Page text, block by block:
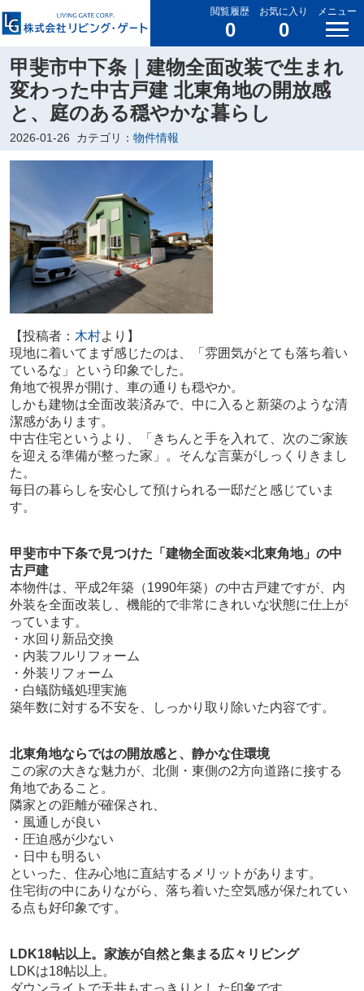
閲覧履歴
0
お気に入り
0
メニュー
甲斐市中下条｜建物全面改装で生まれ
変わった中古戸建 北東角地の開放感
と、庭のある穏やかな暮らし
2026-01-26 カテゴリ： 物件情報
【投稿者： 木村より】
現地に着いてまず感じたのは、「雰囲気がとても落ち着い
ているな」という印象でした。
角地で視界が開け、車の通りも穏やか。
しかも建物は全面改装済みで、中に入ると新築のような清
潔感があります。
中古住宅というより、「きちんと手を入れて、次のご家族
を迎える準備が整った家」。そんな言葉がしっくりきまし
た。
毎日の暮らしを安心して預けられる一邸だと感じていま
す。
甲斐市中下条で見つけた「建物全面改装×北東角地」の中
古戸建
本物件は、平成2年築（1990年築）の中古戸建ですが、内
外装を全面改装し、機能的で非常にきれいな状態に仕上が
っています。
・水回り新品交換
・内装フルリフォーム
・外装リフォーム
・白蟻防蟻処理実施
築年数に対する不安を、しっかり取り除いた内容です。
北東角地ならではの開放感と、静かな住環境
この家の大きな魅力が、北側・東側の2方向道路に接する
角地であること。
隣家との距離が確保され、
・風通しが良い
・圧迫感が少ない
・日中も明るい
といった、住み心地に直結するメリットがあります。
住宅街の中にありながら、落ち着いた空気感が保たれてい
る点も好印象です。
LDK18帖以上。家族が自然と集まる広々リビング
LDKは18帖以上。
ダウンライトで天井もすっきりとした印象です。